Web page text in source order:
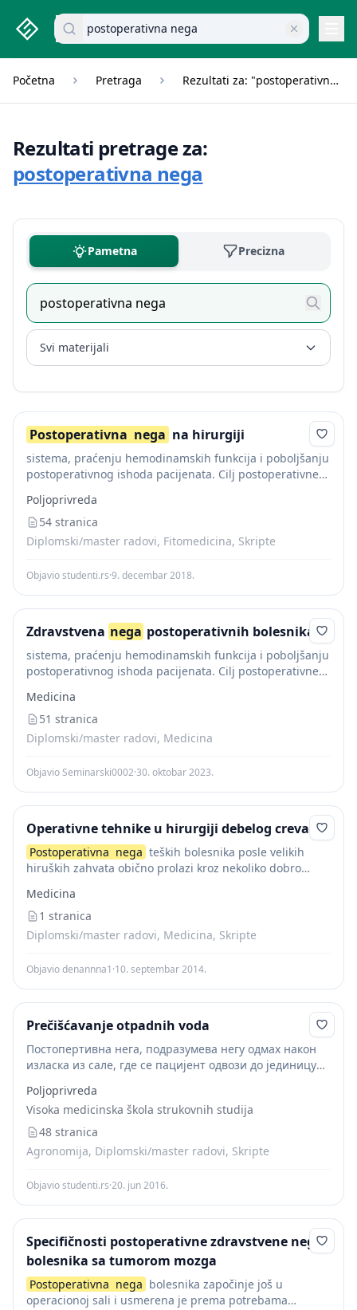
studenti.rs home page
Pretraži dokumente
Početna Pretraga Rezultati za: "postoperativna nega"
Rezultati pretrage za:
postoperativna nega
Pametna Precizna
Svi materijali
Postoperativna nega na hirurgiji
sistema, praćenju hemodinamskih funkcija i poboljšanju
postoperativnog ishoda pacijenata. Cilj postoperativne
promovisanje zarastanja hirurškog reza i vraćanje
pacijenta u stanje zdravlja.
podrazumeva procenu,...
Poljoprivreda
54 stranica
Diplomski/master radovi, Fitomedicina, Skripte
Objavio studenti.rs·9. decembar 2018.
Zdravstvena nega postoperativnih bolesnika
sistema, praćenju hemodinamskih funkcija i poboljšanju
postoperativnog ishoda pacijenata. Cilj postoperativne
promovisanje zarastanja hirurškog reza i vraćanje
pacijenta u stanje zdravlja.
podrazumeva procenu,...
Medicina
51 stranica
Diplomski/master radovi, Medicina
Objavio Seminarski0002·30. oktobar 2023.
Operativne tehnike u hirurgiji debelog creva
Postoperativna nega teških bolesnika posle velikih
hiruških zahvata obično prolazi kroz nekoliko dobro
ukoliko za to postoje uslovi i optimalne mogućnosti za...
Medicina
1 stranica
Diplomski/master radovi, Medicina, Skripte
Objavio denannna1·10. septembar 2014.
Prečišćavanje otpadnih voda
Постопертивна нега, подразумева негу одмах након
изласка из сале, где се пацијент одвози до јединицу
током. Важан је физикални преглед, преглед урина
и...
Poljoprivreda
Visoka medicinska škola strukovnih studija
48 stranica
Agronomija, Diplomski/master radovi, Skripte
Objavio studenti.rs·20. jun 2016.
Specifičnosti postoperativne zdravstvene nege
bolesnika sa tumorom mozga
Postoperativna nega bolesnika započinje još u
operacionoj sali i usmerena je prema potrebama